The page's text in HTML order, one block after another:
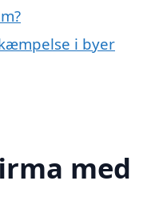
i byer
med